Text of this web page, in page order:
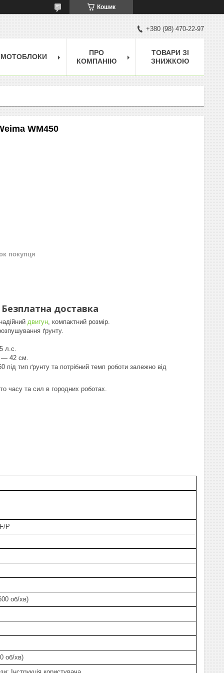
Кошик
+380 (98) 470-22-97
МОТОБЛОКИ
ПРО
КОМПАНІЮ
ТОВАРИ ЗІ
ЗНИЖКОЮ
WM450
покупця
доставка
двигун , компактний розмір.
ґрунту.
л.с.
— 42 см.
тип ґрунту та потрібний темп роботи залежно від
часу та сил в городних роботах.
P
об/хв)
об/хв)